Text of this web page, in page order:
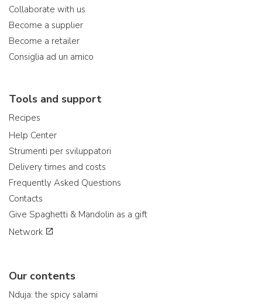
Collaborate with us
Become a supplier
Become a retailer
Consiglia ad un amico
Tools and support
Recipes
Help Center
Strumenti per sviluppatori
Delivery times and costs
Frequently Asked Questions
Contacts
Give Spaghetti & Mandolin as a gift
Network
Our contents
Nduja: the spicy salami